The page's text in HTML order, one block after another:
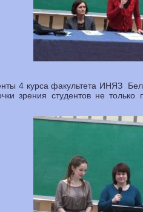
4 курса факультета ИНЯЗ
зрения студентов не